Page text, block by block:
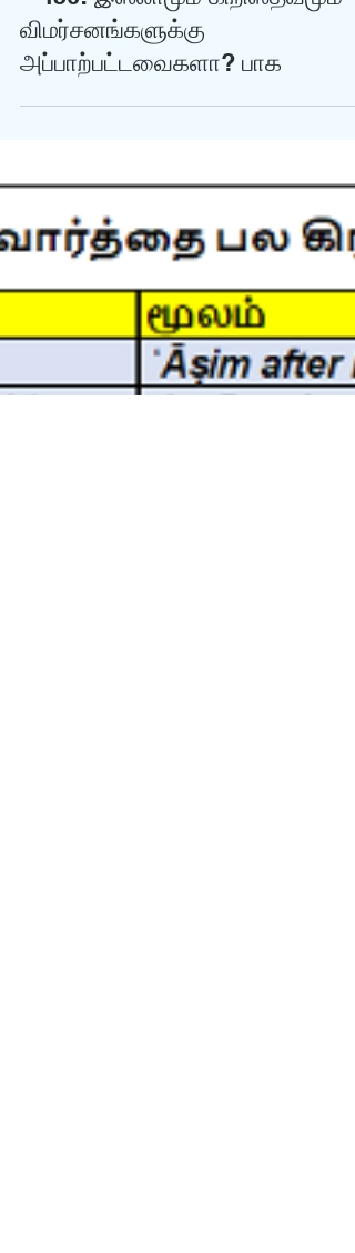
சின்னஞ்சிறு கேள்வி பதில்கள் 431
– 450: இஸ்லாமும் கிறிஸ்தவமும்
விமர்சனங்களுக்கு
அப்பாற்பட்டவைகளா? பாக